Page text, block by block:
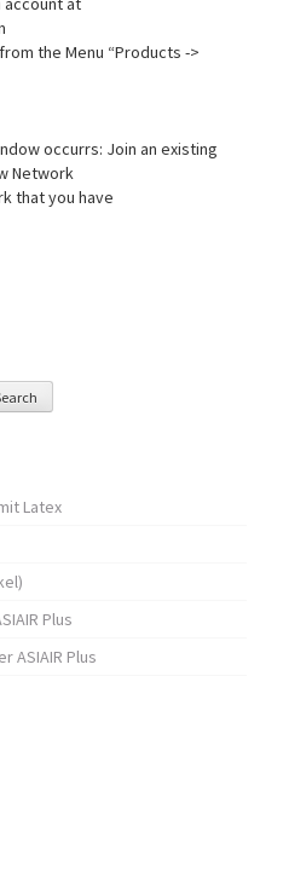
the Menu “Products ->
occurrs: Join an existing
Network
that you have
Latex
Plus
ASIAIR Plus